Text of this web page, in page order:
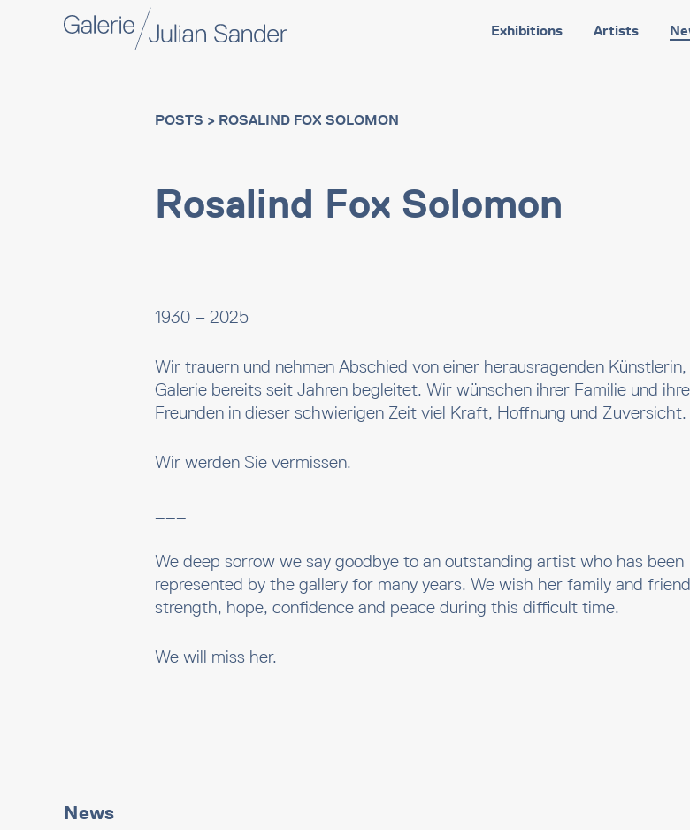
Exhibitions Artists
POSTS > ROSALIND FOX SOLOMON
Rosalind Fox Solomon
1930 – 2025
Wir trauern und nehmen Abschied von einer herausragenden
Galerie bereits seit Jahren begleitet. Wir wünschen ihrer Familie und
Freunden in dieser schwierigen Zeit viel Kraft, Hoffnung und Zuversicht.
Wir werden Sie vermissen.
We deep sorrow we say goodbye to an outstanding artist who has been
represented by the gallery for many years. We wish her family and
strength, hope, confidence and peace during this difficult time.
We will miss her.
News